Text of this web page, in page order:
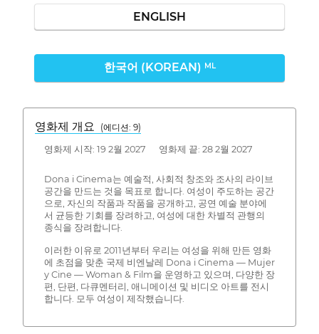
ENGLISH
한국어 (KOREAN) ML
영화제 개요 (에디션: 9)
영화제 시작: 19 2월 2027 영화제 끝: 28 2월 2027
Dona i Cinema는 예술적, 사회적 창조와 조사의 라이브
공간을 만드는 것을 목표로 합니다. 여성이 주도하는 공간
으로, 자신의 작품과 작품을 공개하고, 공연 예술 분야에
서 균등한 기회를 장려하고, 여성에 대한 차별적 관행의
종식을 장려합니다.
이러한 이유로 2011년부터 우리는 여성을 위해 만든 영화
에 초점을 맞춘 국제 비엔날레 Dona i Cinema — Mujer
y Cine — Woman & Film을 운영하고 있으며, 다양한 장
편, 단편, 다큐멘터리, 애니메이션 및 비디오 아트를 전시
합니다. 모두 여성이 제작했습니다.